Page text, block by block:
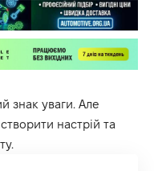
знак уваги. Але
настрій та